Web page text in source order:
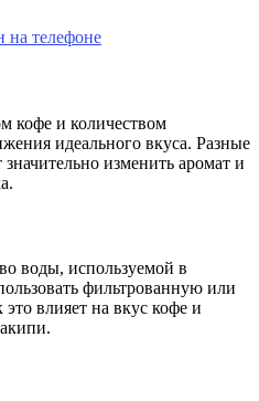
на телефоне
кофе и количеством
идеального вкуса. Разные
изменить аромат и
воды, используемой в
фильтрованную или
влияет на вкус кофе и